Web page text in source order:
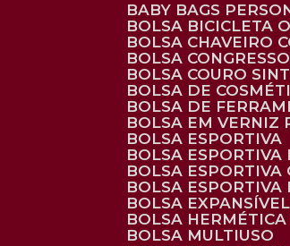
BABY BAGS
BOLSA BICICLETA
BOLSA CHAVEIRO
BOLSA
BOLSA COURO
BOLSA DE
BOLSA DE
BOLSA EM
BOLSA ESPORTIVA
BOLSA
BOLSA
BOLSA
BOLSA
BOLSA
BOLSA MULTIUSO